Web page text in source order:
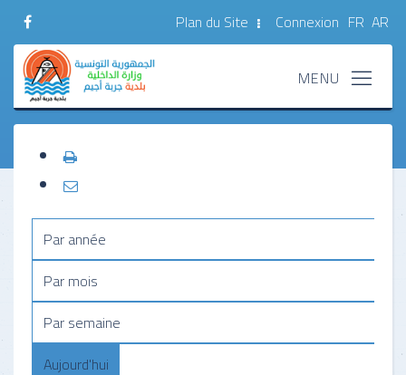
FR AR
Plan du Site Connexion
Par année
Par mois
Par semaine
Aujourd'hui